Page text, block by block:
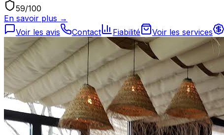
59/100
En savoir plus →
Voir les avis
Contact Fiabilité Voir les services